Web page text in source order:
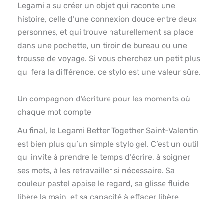
Legami a su créer un objet qui raconte une
histoire, celle d’une connexion douce entre deux
personnes, et qui trouve naturellement sa place
dans une pochette, un tiroir de bureau ou une
trousse de voyage. Si vous cherchez un petit plus
qui fera la différence, ce stylo est une valeur sûre.
Un compagnon d’écriture pour les moments où
chaque mot compte
Au final, le Legami Better Together Saint-Valentin
est bien plus qu’un simple stylo gel. C’est un outil
qui invite à prendre le temps d’écrire, à soigner
ses mots, à les retravailler si nécessaire. Sa
couleur pastel apaise le regard, sa glisse fluide
libère la main, et sa capacité à effacer libère